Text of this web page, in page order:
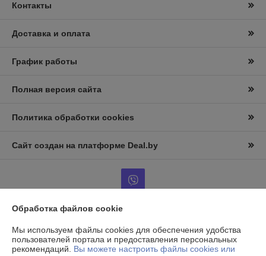
Контакты
Доставка и оплата
График работы
Полная версия сайта
Политика обработки cookies
Сайт создан на платформе Deal.by
Юридическое лицо:ООО "ЭнергоФлексмонтаж"
220099, г. Минск, ул. Казинца, 11А, оф. 88
Обработка файлов cookie
Мы используем файлы cookies для обеспечения удобства
пользователей портала и предоставления персональных
рекомендаций. Вы можете настроить файлы cookies или